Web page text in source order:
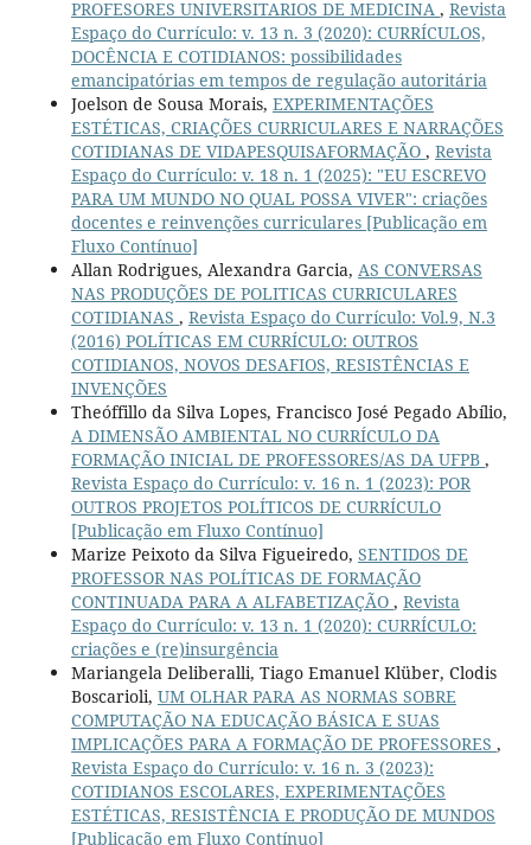
PROFESORES UNIVERSITARIOS DE MEDICINA , Revista
Espaço do Currículo: v. 13 n. 3 (2020): CURRÍCULOS,
DOCÊNCIA E COTIDIANOS: possibilidades
emancipatórias em tempos de regulação autoritária
Joelson de Sousa Morais, EXPERIMENTAÇÕES
ESTÉTICAS, CRIAÇÕES CURRICULARES E NARRAÇÕES
COTIDIANAS DE VIDAPESQUISAFORMAÇÃO , Revista
Espaço do Currículo: v. 18 n. 1 (2025): "EU ESCREVO
PARA UM MUNDO NO QUAL POSSA VIVER": criações
docentes e reinvenções curriculares [Publicação em
Fluxo Contínuo]
Allan Rodrigues, Alexandra Garcia, AS CONVERSAS
NAS PRODUÇÕES DE POLITICAS CURRICULARES
COTIDIANAS , Revista Espaço do Currículo: Vol.9, N.3
(2016) POLÍTICAS EM CURRÍCULO: OUTROS
COTIDIANOS, NOVOS DESAFIOS, RESISTÊNCIAS E
INVENÇÕES
Theóffillo da Silva Lopes, Francisco José Pegado Abílio,
A DIMENSÃO AMBIENTAL NO CURRÍCULO DA
FORMAÇÃO INICIAL DE PROFESSORES/AS DA UFPB ,
Revista Espaço do Currículo: v. 16 n. 1 (2023): POR
OUTROS PROJETOS POLÍTICOS DE CURRÍCULO
[Publicação em Fluxo Contínuo]
Marize Peixoto da Silva Figueiredo, SENTIDOS DE
PROFESSOR NAS POLÍTICAS DE FORMAÇÃO
CONTINUADA PARA A ALFABETIZAÇÃO , Revista
Espaço do Currículo: v. 13 n. 1 (2020): CURRÍCULO:
criações e (re)insurgência
Mariangela Deliberalli, Tiago Emanuel Klüber, Clodis
Boscarioli, UM OLHAR PARA AS NORMAS SOBRE
COMPUTAÇÃO NA EDUCAÇÃO BÁSICA E SUAS
IMPLICAÇÕES PARA A FORMAÇÃO DE PROFESSORES ,
Revista Espaço do Currículo: v. 16 n. 3 (2023):
COTIDIANOS ESCOLARES, EXPERIMENTAÇÕES
ESTÉTICAS, RESISTÊNCIA E PRODUÇÃO DE MUNDOS
[Publicação em Fluxo Contínuo]